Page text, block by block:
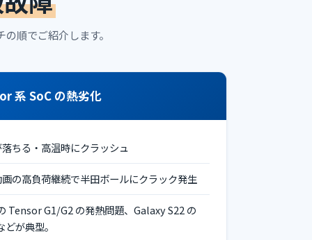
順でご紹介します。
系 SoC の熱劣化
ちる・高温時にクラッシュ
の高負荷継続で半田ボールにクラック発生
Tensor G1/G2 の発熱問題、Galaxy S22 の
が典型。